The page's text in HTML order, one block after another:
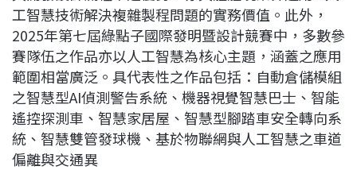
工智慧技術解決複雜製程問題的實務價值。此外，
2025年第七屆綠點子國際發明暨設計競賽中，多數參
賽隊伍之作品亦以人工智慧為核心主題，涵蓋之應用
範圍相當廣泛。具代表性之作品包括：自動倉儲模組
之智慧型AI偵測警告系統、機器視覺智慧巴士、智能
遙控探測車、智慧家居屋、智慧型腳踏車安全轉向系
統、智慧雙管發球機、基於物聯網與人工智慧之車道
偏離與交通異